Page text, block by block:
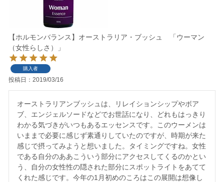
【ホルモンバランス】オーストラリア・ブッシュ 「ウーマン
（女性らしさ）」
購入者
投稿日 2019/03/16
オーストラリアンブッシュは、リレイションシップやボア
ブ、エンジェルソードなどでお世話になり、どれもはっきり
わかる気づきがいつもあるエッセンスです。このウーメンは
いままで必要に感じず素通りしていたのですが、時期が来た
感じで摂ってみようと想いました。タイミングですね。女性
である自分のああこういう部分にアクセスしてくるのかとい
う、自分の女性性の隠された部分にスポットライトをあてて
くれた感じです。今年の1月初めのころはこの展開は想像し